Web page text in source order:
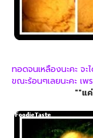
ทอดจนเหลืองนะคะ จ
ขณะร้อนๆเลยนะคะ เพ
""แ